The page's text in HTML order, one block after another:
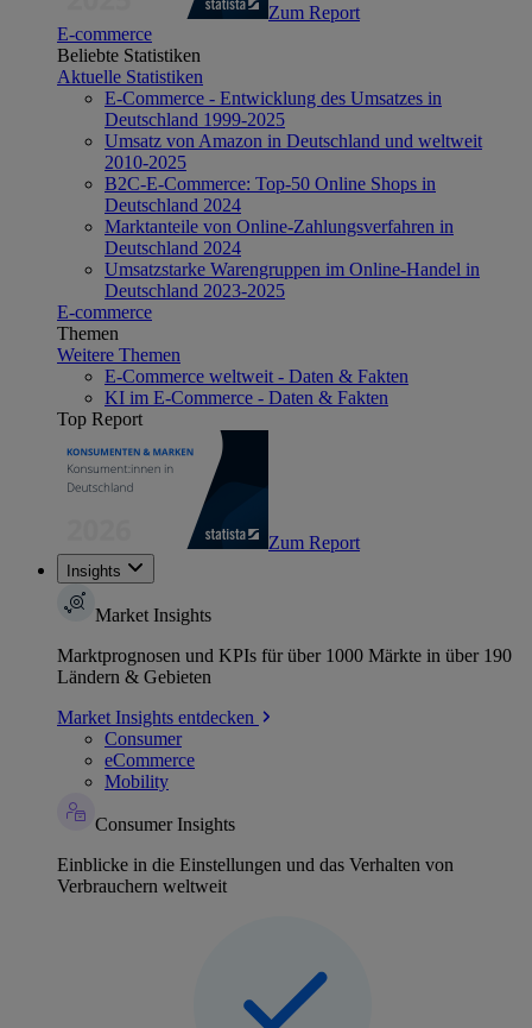
Zum Report
E-commerce
Beliebte Statistiken
Aktuelle Statistiken
E-Commerce - Entwicklung des Umsatzes in
Deutschland 1999-2025
Umsatz von Amazon in Deutschland und weltweit
2010-2025
B2C-E-Commerce: Top-50 Online Shops in
Deutschland 2024
Marktanteile von Online-Zahlungsverfahren in
Deutschland 2024
Umsatzstarke Warengruppen im Online-Handel in
Deutschland 2023-2025
E-commerce
Themen
Weitere Themen
E-Commerce weltweit - Daten & Fakten
KI im E-Commerce - Daten & Fakten
Top Report
Zum Report
Insights
Market Insights
Marktprognosen und KPIs für über 1000 Märkte in über 190
Ländern & Gebieten
Market Insights entdecken
Consumer
eCommerce
Mobility
Consumer Insights
Einblicke in die Einstellungen und das Verhalten von
Verbrauchern weltweit